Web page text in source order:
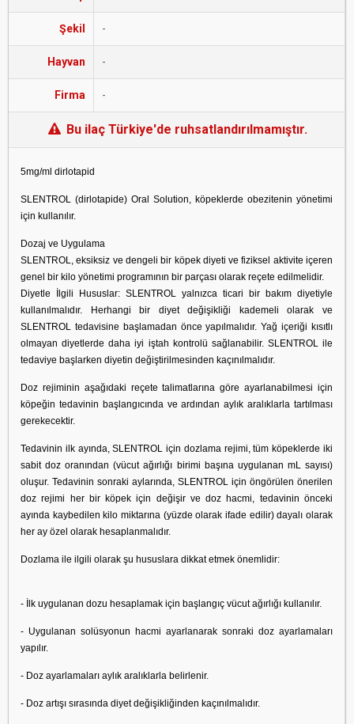
Şekil -
Hayvan -
Firma -
Bu ilaç Türkiye'de ruhsatlandırılmamıştır.
5mg/ml dirlotapid
SLENTROL (dirlotapide) Oral Solution, köpeklerde obezitenin yönetimi
için kullanılır.
Dozaj ve Uygulama
SLENTROL, eksiksiz ve dengeli bir köpek diyeti ve fiziksel aktivite içeren
genel bir kilo yönetimi programının bir parçası olarak reçete edilmelidir.
Diyetle İlgili Hususlar: SLENTROL yalnızca ticari bir bakım diyetiyle
kullanılmalıdır. Herhangi bir diyet değişikliği kademeli olarak ve
SLENTROL tedavisine başlamadan önce yapılmalıdır. Yağ içeriği kısıtlı
olmayan diyetlerde daha iyi iştah kontrolü sağlanabilir. SLENTROL ile
tedaviye başlarken diyetin değiştirilmesinden kaçınılmalıdır.
Doz rejiminin aşağıdaki reçete talimatlarına göre ayarlanabilmesi için
köpeğin tedavinin başlangıcında ve ardından aylık aralıklarla tartılması
gerekecektir.
Tedavinin ilk ayında, SLENTROL için dozlama rejimi, tüm köpeklerde iki
sabit doz oranından (vücut ağırlığı birimi başına uygulanan mL sayısı)
oluşur. Tedavinin sonraki aylarında, SLENTROL için öngörülen önerilen
doz rejimi her bir köpek için değişir ve doz hacmi, tedavinin önceki
ayında kaybedilen kilo miktarına (yüzde olarak ifade edilir) dayalı olarak
her ay özel olarak hesaplanmalıdır.
Dozlama ile ilgili olarak şu hususlara dikkat etmek önemlidir:
- İlk uygulanan dozu hesaplamak için başlangıç ​​vücut ağırlığı kullanılır.
- Uygulanan solüsyonun hacmi ayarlanarak sonraki doz ayarlamaları
yapılır.
- Doz ayarlamaları aylık aralıklarla belirlenir.
- Doz artışı sırasında diyet değişikliğinden kaçınılmalıdır.